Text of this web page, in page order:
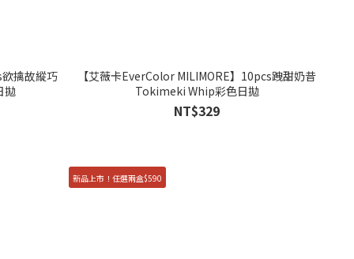
擒故縱巧
拋
【艾薇卡EverColor MILIMORE】10pcs跩甜奶昔
Tokimeki Whip彩色日拋
NT$329
新品上市！任選兩盒$590